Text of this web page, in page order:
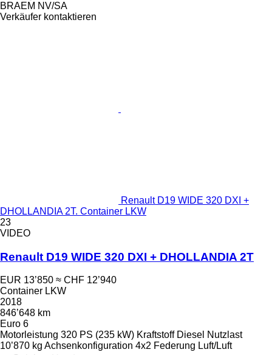
BRAEM NV/SA
Verkäufer kontaktieren
Renault D19 WIDE 320 DXI +
DHOLLANDIA 2T. Container LKW
23
VIDEO
Renault D19 WIDE 320 DXI + DHOLLANDIA 2T
EUR 13’850 ≈ CHF 12’940
Container LKW
2018
846’648 km
Euro 6
Motorleistung 320 PS (235 kW) Kraftstoff Diesel Nutzlast
10’870 kg Achsenkonfiguration 4x2 Federung Luft/Luft